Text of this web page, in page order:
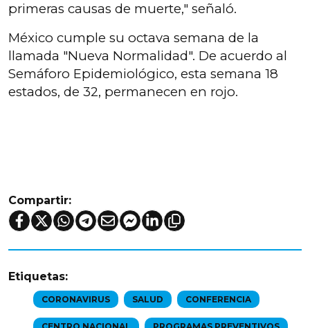
primeras causas de muerte," señaló.
México cumple su octava semana de la
llamada "Nueva Normalidad". De acuerdo al
Semáforo Epidemiológico, esta semana 18
estados, de 32, permanecen en rojo.
Compartir:
Etiquetas:
CORONAVIRUS SALUD CONFERENCIA